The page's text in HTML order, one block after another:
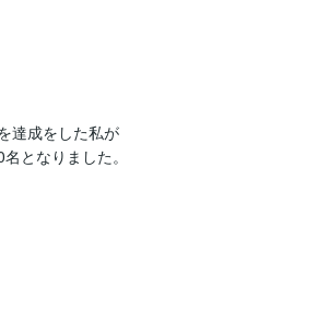
達成をした私が
となりました。